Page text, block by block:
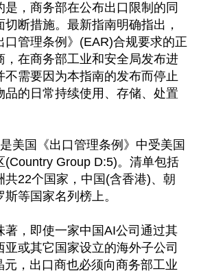
，商务部在公布出口限制的同
断措施。最新指南明确指出，
口管理条例》(EAR)合规要求的正
，在商务部工业和安全局发布进
不需要因为本指南的发布而停止
品的日常持续使用、存储、处置
美国《出口管理条例》中受美国
(Country Group D:5)。清单包括
共22个国家，中国(含香港)、朝
等国家名列榜上。
著，即使一家中国AI公司通过其
或其它国家设立的海外子公司
元，出口商也必须向商务部工业